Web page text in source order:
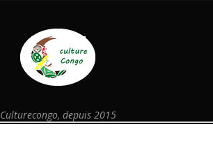
Culturecongo, depuis 2015